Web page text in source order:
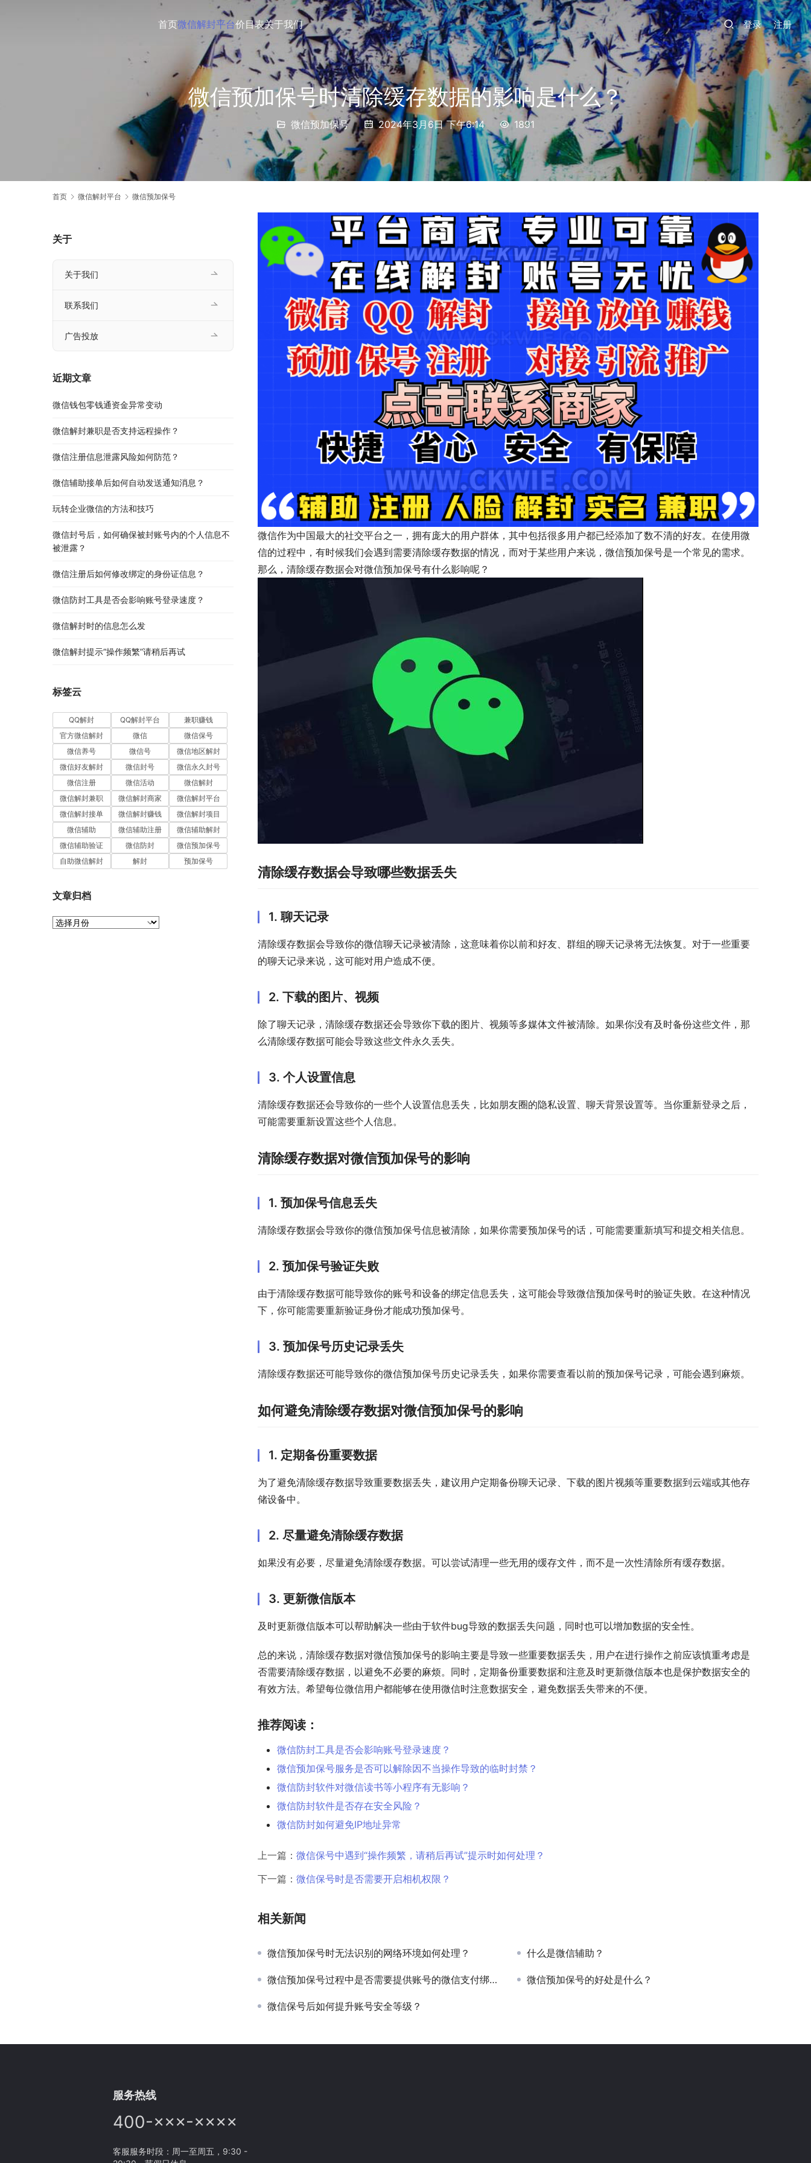
首页微信解封平台价目表关于我们 登录 注册
微信预加保号时清除缓存数据的影响是什么？
微信预加保号 2024年3月6日 下午6:14 1891
首页 微信解封平台 微信预加保号
微信作为中国最大的社交平台之一，拥有庞大的用户群体，其中包括很多用户都已经添加了数不清的好友。在使用微
信的过程中，有时候我们会遇到需要清除缓存数据的情况，而对于某些用户来说，微信预加保号是一个常见的需求。
那么，清除缓存数据会对微信预加保号有什么影响呢？
清除缓存数据会导致哪些数据丢失
1. 聊天记录
清除缓存数据会导致你的微信聊天记录被清除，这意味着你以前和好友、群组的聊天记录将无法恢复。对于一些重要
的聊天记录来说，这可能对用户造成不便。
2. 下载的图片、视频
除了聊天记录，清除缓存数据还会导致你下载的图片、视频等多媒体文件被清除。如果你没有及时备份这些文件，那
么清除缓存数据可能会导致这些文件永久丢失。
3. 个人设置信息
清除缓存数据还会导致你的一些个人设置信息丢失，比如朋友圈的隐私设置、聊天背景设置等。当你重新登录之后，
可能需要重新设置这些个人信息。
清除缓存数据对微信预加保号的影响
1. 预加保号信息丢失
清除缓存数据会导致你的微信预加保号信息被清除，如果你需要预加保号的话，可能需要重新填写和提交相关信息。
2. 预加保号验证失败
由于清除缓存数据可能导致你的账号和设备的绑定信息丢失，这可能会导致微信预加保号时的验证失败。在这种情况
下，你可能需要重新验证身份才能成功预加保号。
3. 预加保号历史记录丢失
清除缓存数据还可能导致你的微信预加保号历史记录丢失，如果你需要查看以前的预加保号记录，可能会遇到麻烦。
如何避免清除缓存数据对微信预加保号的影响
1. 定期备份重要数据
为了避免清除缓存数据导致重要数据丢失，建议用户定期备份聊天记录、下载的图片视频等重要数据到云端或其他存
储设备中。
2. 尽量避免清除缓存数据
如果没有必要，尽量避免清除缓存数据。可以尝试清理一些无用的缓存文件，而不是一次性清除所有缓存数据。
3. 更新微信版本
及时更新微信版本可以帮助解决一些由于软件bug导致的数据丢失问题，同时也可以增加数据的安全性。
总的来说，清除缓存数据对微信预加保号的影响主要是导致一些重要数据丢失，用户在进行操作之前应该慎重考虑是
否需要清除缓存数据，以避免不必要的麻烦。同时，定期备份重要数据和注意及时更新微信版本也是保护数据安全的
有效方法。希望每位微信用户都能够在使用微信时注意数据安全，避免数据丢失带来的不便。
推荐阅读：
微信防封工具是否会影响账号登录速度？
微信预加保号服务是否可以解除因不当操作导致的临时封禁？
微信防封软件对微信读书等小程序有无影响？
微信防封软件是否存在安全风险？
微信防封如何避免IP地址异常
上一篇： 微信保号中遇到“操作频繁，请稍后再试”提示时如何处理？
下一篇： 微信保号时是否需要开启相机权限？
相关新闻
微信预加保号时无法识别的网络环境如何处理？ 什么是微信辅助？
微信预加保号过程中是否需要提供账号的微信支付绑定信息？ 微信预加保号的好处是什么？
微信保号后如何提升账号安全等级？
关于
关于我们
联系我们
广告投放
近期文章
微信钱包零钱通资金异常变动
微信解封兼职是否支持远程操作？
微信注册信息泄露风险如何防范？
微信辅助接单后如何自动发送通知消息？
玩转企业微信的方法和技巧
微信封号后，如何确保被封账号内的个人信息不
被泄露？
微信注册后如何修改绑定的身份证信息？
微信防封工具是否会影响账号登录速度？
微信解封时的信息怎么发
微信解封提示“操作频繁”请稍后再试
标签云
QQ解封 QQ解封平台
兼职赚钱
官方微信解封
微信
微信保号
微信养号
微信号
微信地区解封
微信好友解封
微信封号
微信永久封号
微信注册
微信活动
微信解封
微信解封兼职
微信解封商家
微信解封平台
微信解封接单
微信解封赚钱
微信解封项目
微信辅助
微信辅助注册
微信辅助解封
微信辅助验证
微信防封
微信预加保号
自助微信解封
解封 预加保号
文章归档
文
服务热线
400-×××-××××
客服服务时段：周一至周五，9:30 -